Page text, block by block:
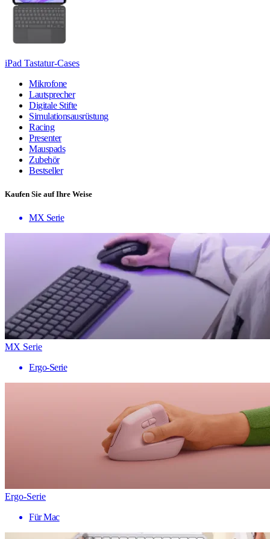
iPad Tastatur-Cases
Mikrofone
Lautsprecher
Digitale Stifte
Simulationsausrüstung
Racing
Presenter
Mauspads
Zubehör
Bestseller
Kaufen Sie auf Ihre Weise
MX Serie
MX Serie
Ergo-Serie
Ergo-Serie
Für Mac